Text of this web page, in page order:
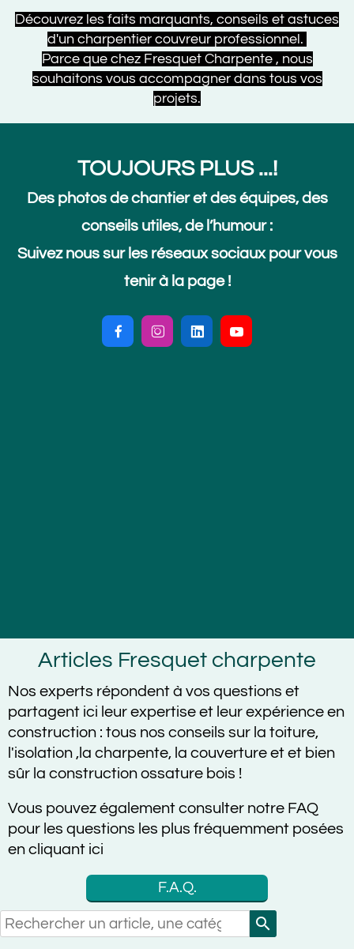
Découvrez les faits marquants, conseils et astuces
d'un charpentier couvreur professionnel.
Parce que chez Fresquet Charpente , nous
souhaitons vous accompagner dans tous vos
projets.
TOUJOURS PLUS ...!
Des photos de chantier et des équipes, des
conseils utiles, de l’humour :
Suivez nous sur les réseaux sociaux pour vous
tenir à la page !
   
Articles Fresquet charpente
Nos experts répondent à vos questions et
partagent ici leur expertise et leur expérience en
construction : tous nos conseils sur la toiture,
l'isolation ,la charpente, la couverture et et bien
sûr la construction ossature bois !
Vous pouvez également consulter notre FAQ
pour les questions les plus fréquemment posées
en cliquant ici
F.A.Q.
search